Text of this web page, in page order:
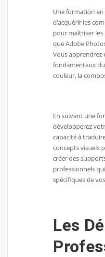
Une formation
d’acquérir les
pour maîtriser les
que Adobe
Vous apprendrez
fondamentaux
couleur, la
En suivant une
développerez
capacité à
concepts visuels
créer des
professionnels
spécifiques de
Les